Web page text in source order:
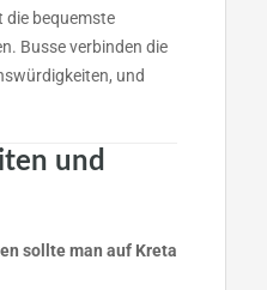
die bequemste
Busse verbinden die
und
und
sollte man auf Kreta